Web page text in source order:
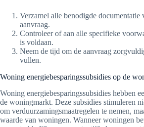
Verzamel alle benodigde documentatie
aanvraag.
Controleer of aan alle specifieke
is voldaan.
Neem de tijd om de aanvraag
vullen.
Woning energiebesparingssubsidies op de
Woning energiebesparingssubsidies hebben
de woningmarkt. Deze subsidies stimuleren
om verduurzamingsmaatregelen te nemen,
waarde van woningen. Wanneer woningen